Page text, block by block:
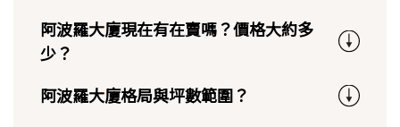
阿波羅大廈現在有在賣嗎？價格大約多
少？
阿波羅大廈格局與坪數範圍？